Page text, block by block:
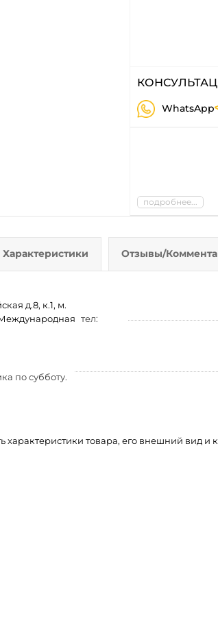
WhatsApp
подробнее...
Характеристики Отзывы/
д.8, к.1, м.
тел:
по субботу.
характеристики товара, его внешний вид